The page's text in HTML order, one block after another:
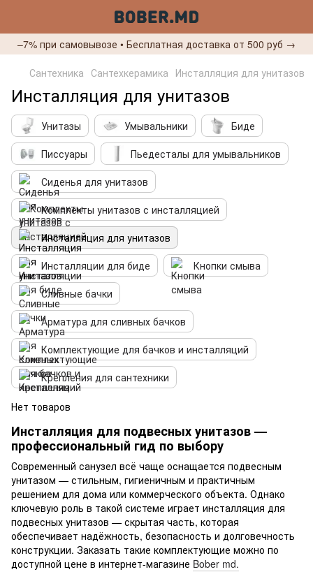
–7% при самовывозе • Бесплатная доставка от 500 руб →
Сантехника Сантехкерамика Инсталляция для унитазов
Инсталляция для унитазов
Унитазы Умывальники
Биде
Писсуары
Пьедесталы для умывальников
Сиденья для унитазов
Комплекты унитазов с инсталляцией
Инсталляция для унитазов
Инсталляции для биде
Кнопки смыва
Сливные бачки
Арматура для сливных бачков
Комплектующие для бачков и инсталляций
Крепления для сантехники
Нет товаров
Инсталляция для подвесных унитазов —
профессиональный гид по выбору
Современный санузел всё чаще оснащается подвесным
унитазом — стильным, гигиеничным и практичным
решением для дома или коммерческого объекта. Однако
ключевую роль в такой системе играет инсталляция для
подвесных унитазов — скрытая часть, которая
обеспечивает надёжность, безопасность и долговечность
конструкции. Заказать такие комплектующие можно по
доступной цене в интернет-магазине Bober md.